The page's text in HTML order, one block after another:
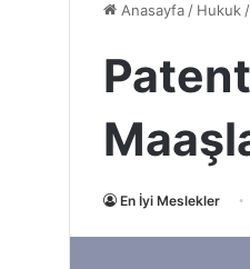
Anasayfa / Hukuk /
En İyi Meslekler